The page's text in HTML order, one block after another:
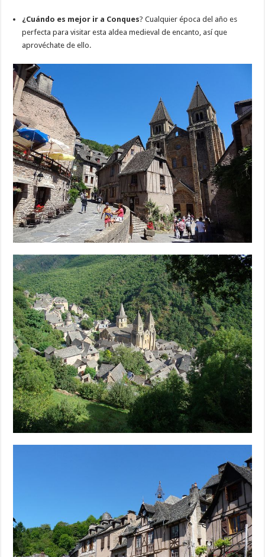
¿Cuándo es mejor ir a Conques? Cualquier época del año es
perfecta para visitar esta aldea medieval de encanto, así que
aprovéchate de ello.